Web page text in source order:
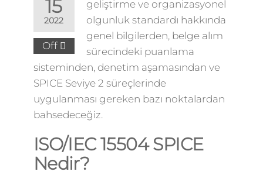
15
2022
Off
geliştirme ve organizasyonel
olgunluk standardı hakkında
genel bilgilerden, belge alım
sürecindeki puanlama
sisteminden, denetim aşamasından ve
SPICE Seviye 2 süreçlerinde
uygulanması gereken bazı noktalardan
bahsedeceğiz.
ISO/IEC 15504 SPICE
Nedir?